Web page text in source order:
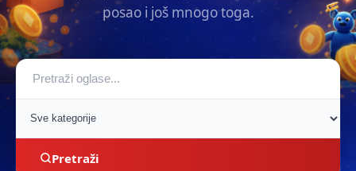
posao i još mnogo toga.
Pretraži